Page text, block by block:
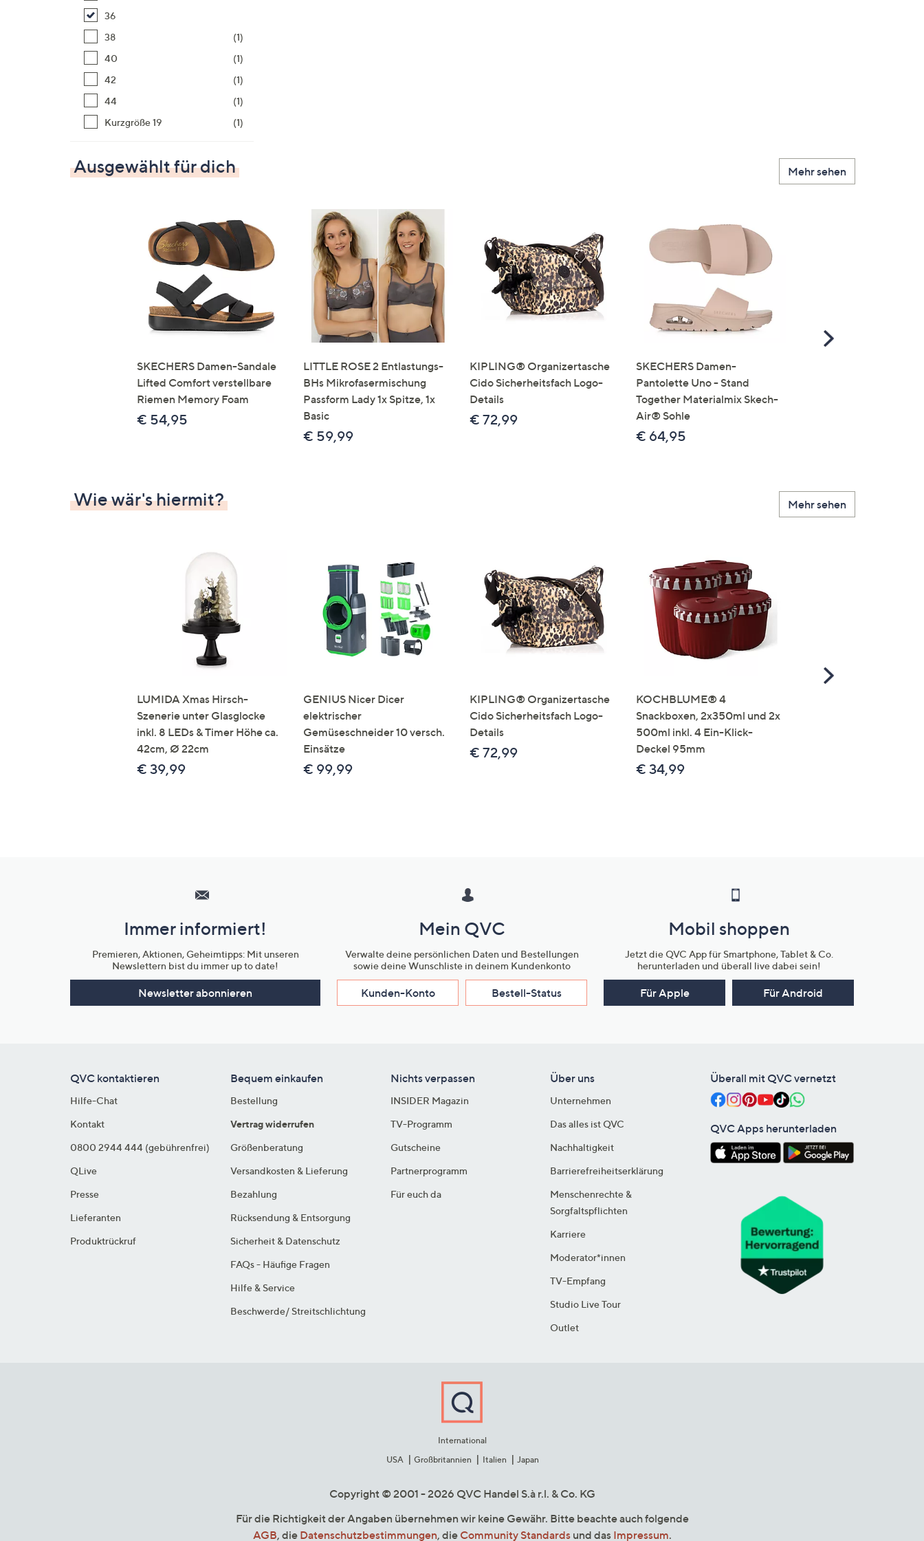
36
38
(1)
40
(1)
42
(1)
44
(1)
Kurzgröße 19
(1)
Ausgewählt für dich Mehr sehen
SKECHERS Damen-Sandale
Lifted Comfort verstellbare
Riemen Memory Foam
€ 54,95
LITTLE ROSE 2 Entlastungs-
BHs Mikrofasermischung
Passform Lady 1x Spitze, 1x
Basic
€ 59,99
KIPLING® Organizertasche
Cido Sicherheitsfach Logo-
Details
€ 72,99
SKECHERS Damen-
Pantolette Uno - Stand
Together Materialmix Skech-
Air® Sohle
€ 64,95
Scroll
Wie wär's hiermit? Mehr sehen
LUMIDA Xmas Hirsch-
Szenerie unter Glasglocke
inkl. 8 LEDs & Timer Höhe ca.
42cm, Ø 22cm
€ 39,99
GENIUS Nicer Dicer
elektrischer
Gemüseschneider 10 versch.
Einsätze
€ 99,99
KIPLING® Organizertasche
Cido Sicherheitsfach Logo-
Details
€ 72,99
KOCHBLUME® 4
Snackboxen, 2x350ml und 2x
500ml inkl. 4 Ein-Klick-
Deckel 95mm
€ 34,99
Scroll
Unternehmensinformationen
Immer informiert!
Premieren, Aktionen, Geheimtipps: Mit unseren
Newslettern bist du immer up to date!
Newsletter abonnieren
Mein QVC
Verwalte deine persönlichen Daten und Bestellungen
sowie deine Wunschliste in deinem Kundenkonto
Kunden-Konto Bestell-Status
Mobil shoppen
Jetzt die QVC App für Smartphone, Tablet & Co.
herunterladen und überall live dabei sein!
Für Apple Für Android
QVC kontaktieren
Hilfe-Chat
Kontakt
0800 2944 444 (gebührenfrei)
QLive
Presse
Lieferanten
Produktrückruf
Bequem einkaufen
Bestellung
Vertrag widerrufen
Größenberatung
Versandkosten & Lieferung
Bezahlung
Rücksendung & Entsorgung
Sicherheit & Datenschutz
FAQs - Häufige Fragen
Hilfe & Service
Beschwerde/ Streitschlichtung
Nichts verpassen
INSIDER Magazin
TV-Programm
Gutscheine
Partnerprogramm
Für euch da
Über uns
Unternehmen
Das alles ist QVC
Nachhaltigkeit
Barrierefreiheitserklärung
Menschenrechte &
Sorgfaltspflichten
Karriere
Moderator*innen
TV-Empfang
Studio Live Tour
Outlet
Überall mit QVC vernetzt
QVC Apps herunterladen
International
USA
Großbritannien Italien Japan
Copyright © 2001 - 2026 QVC Handel S.à r.l. & Co. KG
Für die Richtigkeit der Angaben übernehmen wir keine Gewähr. Bitte beachte auch folgende
AGB, die Datenschutzbestimmungen, die Community Standardsund das Impressum.